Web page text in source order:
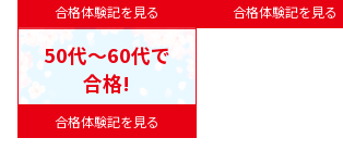
合格体験記を見る 合格体験記を見る
合格体験記を見る
50代〜60代で
合格!